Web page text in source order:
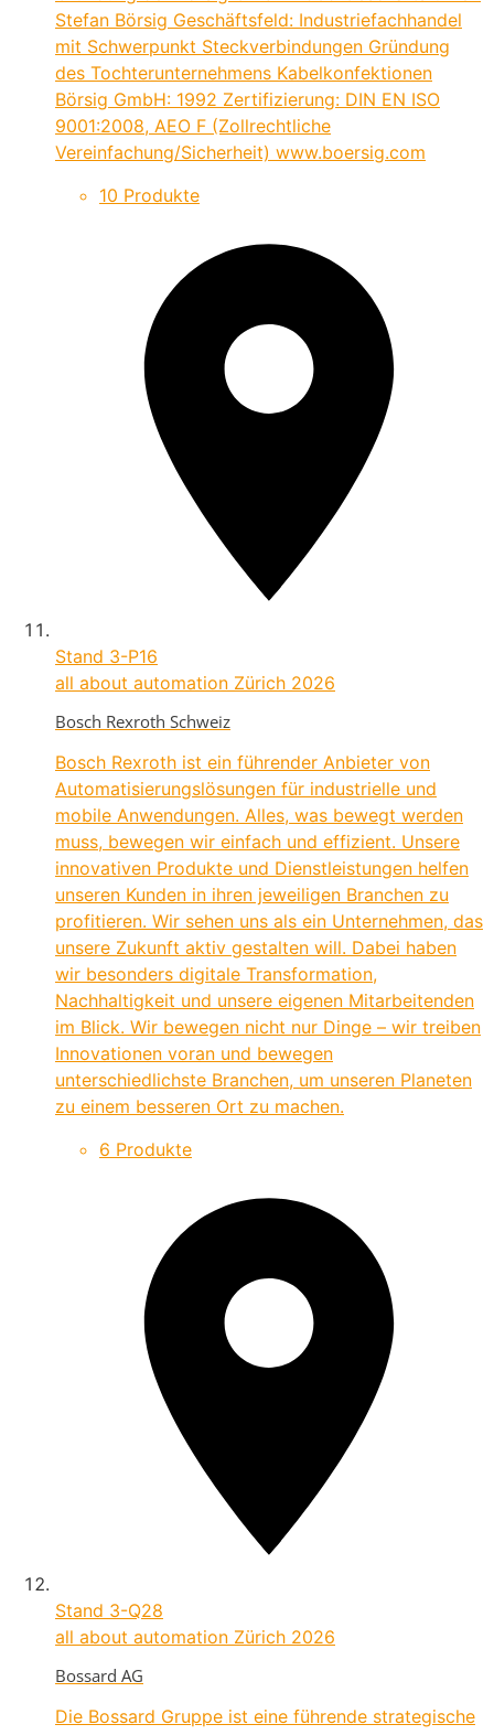
Stefan Börsig Geschäftsfeld: Industriefachhandel
mit Schwerpunkt Steckverbindungen Gründung
des Tochterunternehmens Kabelkonfektionen
Börsig GmbH: 1992 Zertifizierung: DIN EN ISO
9001:2008, AEO F (Zollrechtliche
Vereinfachung/Sicherheit) www.boersig.com
10 Produkte
Stand 3-P16
all about automation Zürich 2026
Bosch Rexroth Schweiz
Bosch Rexroth ist ein führender Anbieter von
Automatisierungslösungen für industrielle und
mobile Anwendungen. Alles, was bewegt werden
muss, bewegen wir einfach und effizient. Unsere
innovativen Produkte und Dienstleistungen helfen
unseren Kunden in ihren jeweiligen Branchen zu
profitieren. Wir sehen uns als ein Unternehmen, das
unsere Zukunft aktiv gestalten will. Dabei haben
wir besonders digitale Transformation,
Nachhaltigkeit und unsere eigenen Mitarbeitenden
im Blick. Wir bewegen nicht nur Dinge – wir treiben
Innovationen voran und bewegen
unterschiedlichste Branchen, um unseren Planeten
zu einem besseren Ort zu machen.
6 Produkte
Stand 3-Q28
all about automation Zürich 2026
Bossard AG
Die Bossard Gruppe ist eine führende strategische